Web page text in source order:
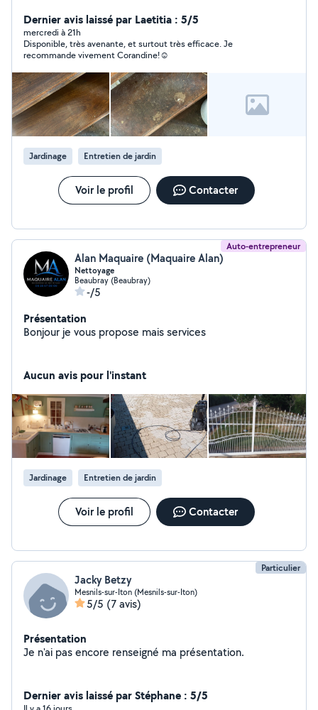
bricolage Avec grand plaisir d'échanger
Dernier avis laissé par Laetitia : 5/5
mercredi à 21h
Disponible, très avenante, et surtout très efficace. Je
recommande vivement Corandine!☺️
Jardinage Entretien de jardin
Voir le profil Contacter
Auto-entrepreneur
Alan Maquaire (Maquaire Alan)
Nettoyage
Beaubray (Beaubray)
-/5
Présentation
Bonjour je vous propose mais services
Aucun avis pour l'instant
Jardinage Entretien de jardin
Voir le profil Contacter
Particulier
Jacky Betzy
Mesnils-sur-Iton (Mesnils-sur-Iton)
5/5 (7 avis)
Présentation
Je n'ai pas encore renseigné ma présentation.
Dernier avis laissé par Stéphane : 5/5